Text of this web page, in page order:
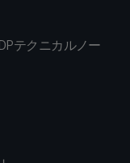
テクニカルノー